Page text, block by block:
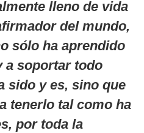
lleno de vida
del mundo,
sólo ha aprendido
a soportar todo
sido y es, sino que
tenerlo tal como ha
, por toda la